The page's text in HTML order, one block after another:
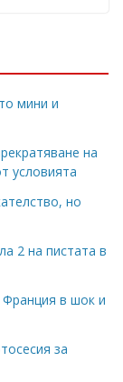
мини и
на
условията
но
2 на пистата в
в шок и
за